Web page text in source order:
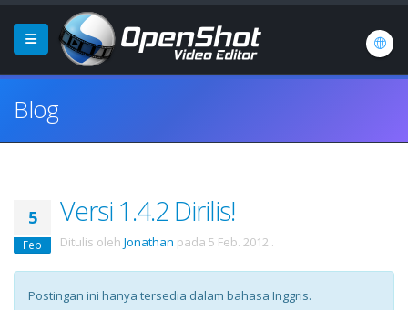
Blog
5
Feb
Versi 1.4.2 Dirilis!
Ditulis oleh Jonathan pada 5 Feb. 2012 .
Postingan ini hanya tersedia dalam bahasa Inggris.